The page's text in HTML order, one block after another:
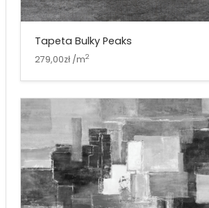
Tapeta Bulky Peaks
279,00zł /m2